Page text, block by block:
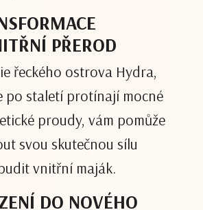
PŘEROD
řeckého ostrova Hydra,
po staletí protínají mocné
proudy, vám pomůže
svou skutečnou sílu
vnitřní maják.
DO NOVÉHO